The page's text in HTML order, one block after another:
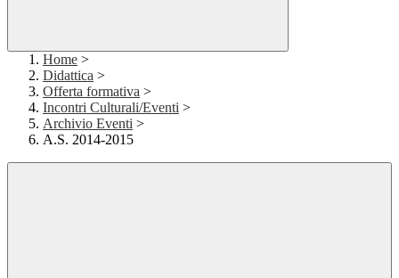
Home >
Didattica >
Offerta formativa >
Incontri Culturali/Eventi >
Archivio Eventi >
A.S. 2014-2015